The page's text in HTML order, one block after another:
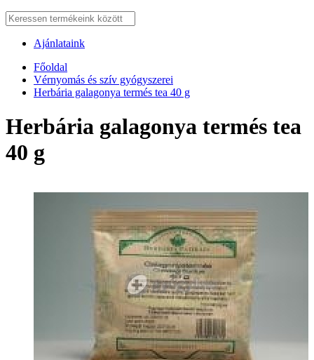
Ajánlataink
Főoldal
Vérnyomás és szív gyógyszerei
Herbária galagonya termés tea 40 g
Herbária galagonya termés tea
40 g